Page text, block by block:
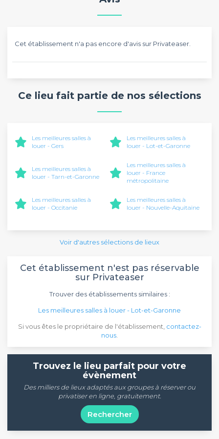
Cet établissement n'a pas encore d'avis sur Privateaser.
Ce lieu fait partie de nos sélections
Les meilleures salles à
louer - Gers
Les meilleures salles à
louer - Lot-et-Garonne
Les meilleures salles à
louer - Tarn-et-Garonne
Les meilleures salles à
louer - France
métropolitaine
Les meilleures salles à
louer - Occitanie
Les meilleures salles à
louer - Nouvelle-Aquitaine
Voir d'autres sélections de lieux
Cet établissement n'est pas réservable
sur Privateaser
Trouver des établissements similaires :
Les meilleures salles à louer - Lot-et-Garonne
Si vous êtes le propriétaire de l'établissement, contactez-
nous
Trouvez le lieu parfait pour votre
évènement
Des milliers de lieux adaptés aux groupes à réserver ou
privatiser en ligne, gratuitement.
Rechercher